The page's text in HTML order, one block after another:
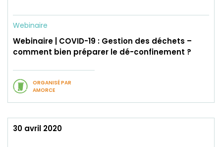
Webinaire
Webinaire | COVID-19 : Gestion des déchets –
comment bien préparer le dé-confinement ?
ORGANISÉ PAR
AMORCE
30 avril 2020